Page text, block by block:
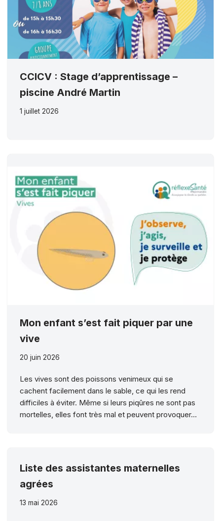
CCICV : Stage d’apprentissage –
piscine André Martin
1 juillet 2026
Mon enfant s’est fait piquer par une
vive
20 juin 2026
Les vives sont des poissons venimeux qui se
cachent facilement dans le sable, ce qui les rend
difficiles à éviter. Même si leurs piqûres ne sont pas
mortelles, elles font très mal et peuvent provoquer…
Liste des assistantes maternelles
agrées
13 mai 2026